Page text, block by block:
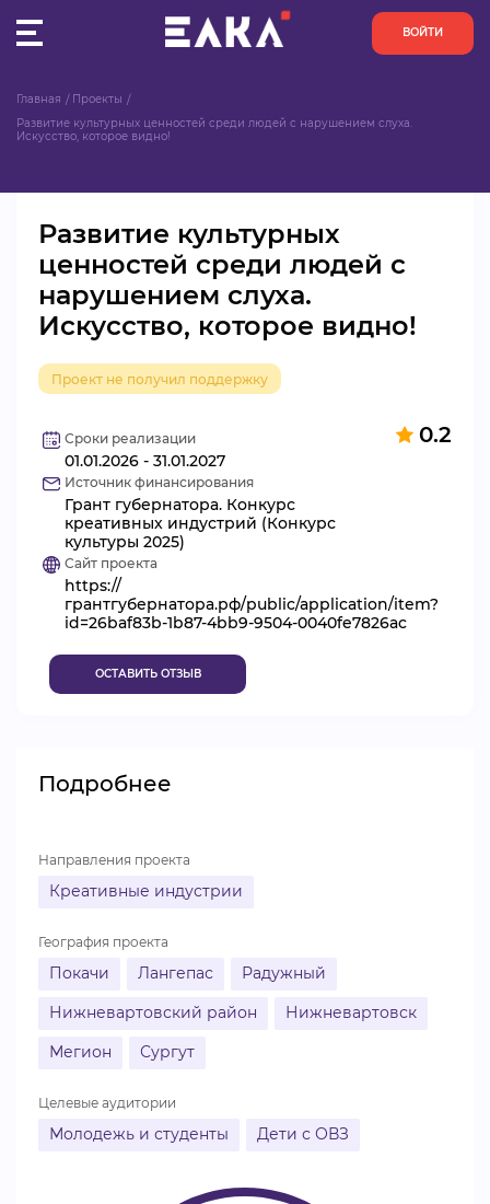
ВОЙТИ
ПУЛЬС
ОРГАНИЗАЦИИ
АКТИВИСТЫ
БАЗА ЗНАНИЙ
ВИДЕОКУРСЫ
ВОЙТИ
Главная
Проекты
Развитие культурных ценностей среди людей с нарушением слуха.
Искусство, которое видно!
Развитие культурных
ценностей среди людей с
нарушением слуха.
Искусство, которое видно!
Проект не получил поддержку
0.2
Сроки реализации
01.01.2026 - 31.01.2027
Источник финансирования
Грант губернатора. Конкурс
креативных индустрий (Конкурс
культуры 2025)
Сайт проекта
https://
грантгубернатора.рф/public/application/item?
id=26baf83b-1b87-4bb9-9504-0040fe7826ac
ОСТАВИТЬ ОТЗЫВ
Подробнее
Направления проекта
Креативные индустрии
География проекта
Покачи Лангепас
Радужный
Нижневартовский район
Нижневартовск
Мегион
Сургут
Целевые аудитории
Молодежь и студенты Дети с ОВЗ